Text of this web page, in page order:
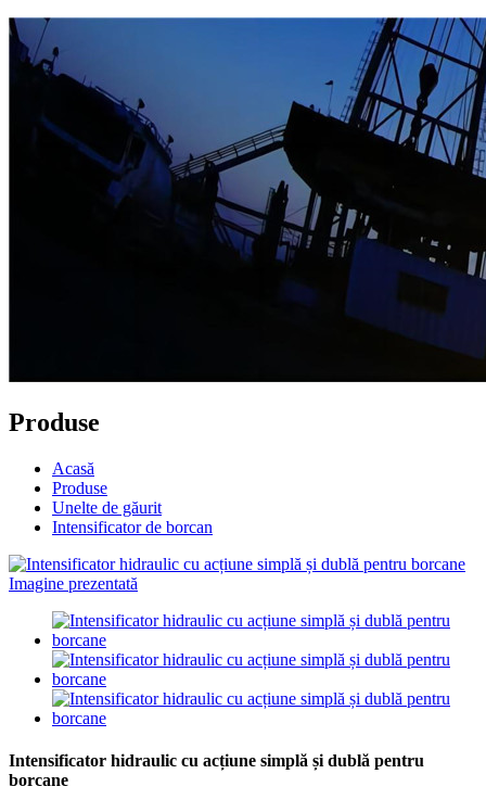
Produse
Acasă
Produse
Unelte de găurit
Intensificator de borcan
Intensificator hidraulic cu acțiune simplă și dublă pentru
borcane